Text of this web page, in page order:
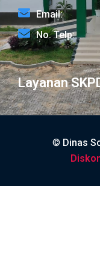
Email:
No. Telp:
Layanan
© Dinas